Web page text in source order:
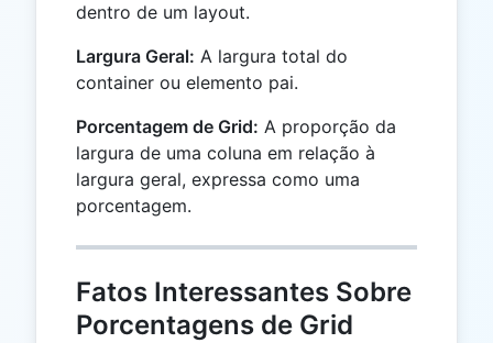
dentro de um layout.
Largura Geral: A largura total do
container ou elemento pai.
Porcentagem de Grid: A proporção da
largura de uma coluna em relação à
largura geral, expressa como uma
porcentagem.
Fatos Interessantes Sobre
Porcentagens de Grid